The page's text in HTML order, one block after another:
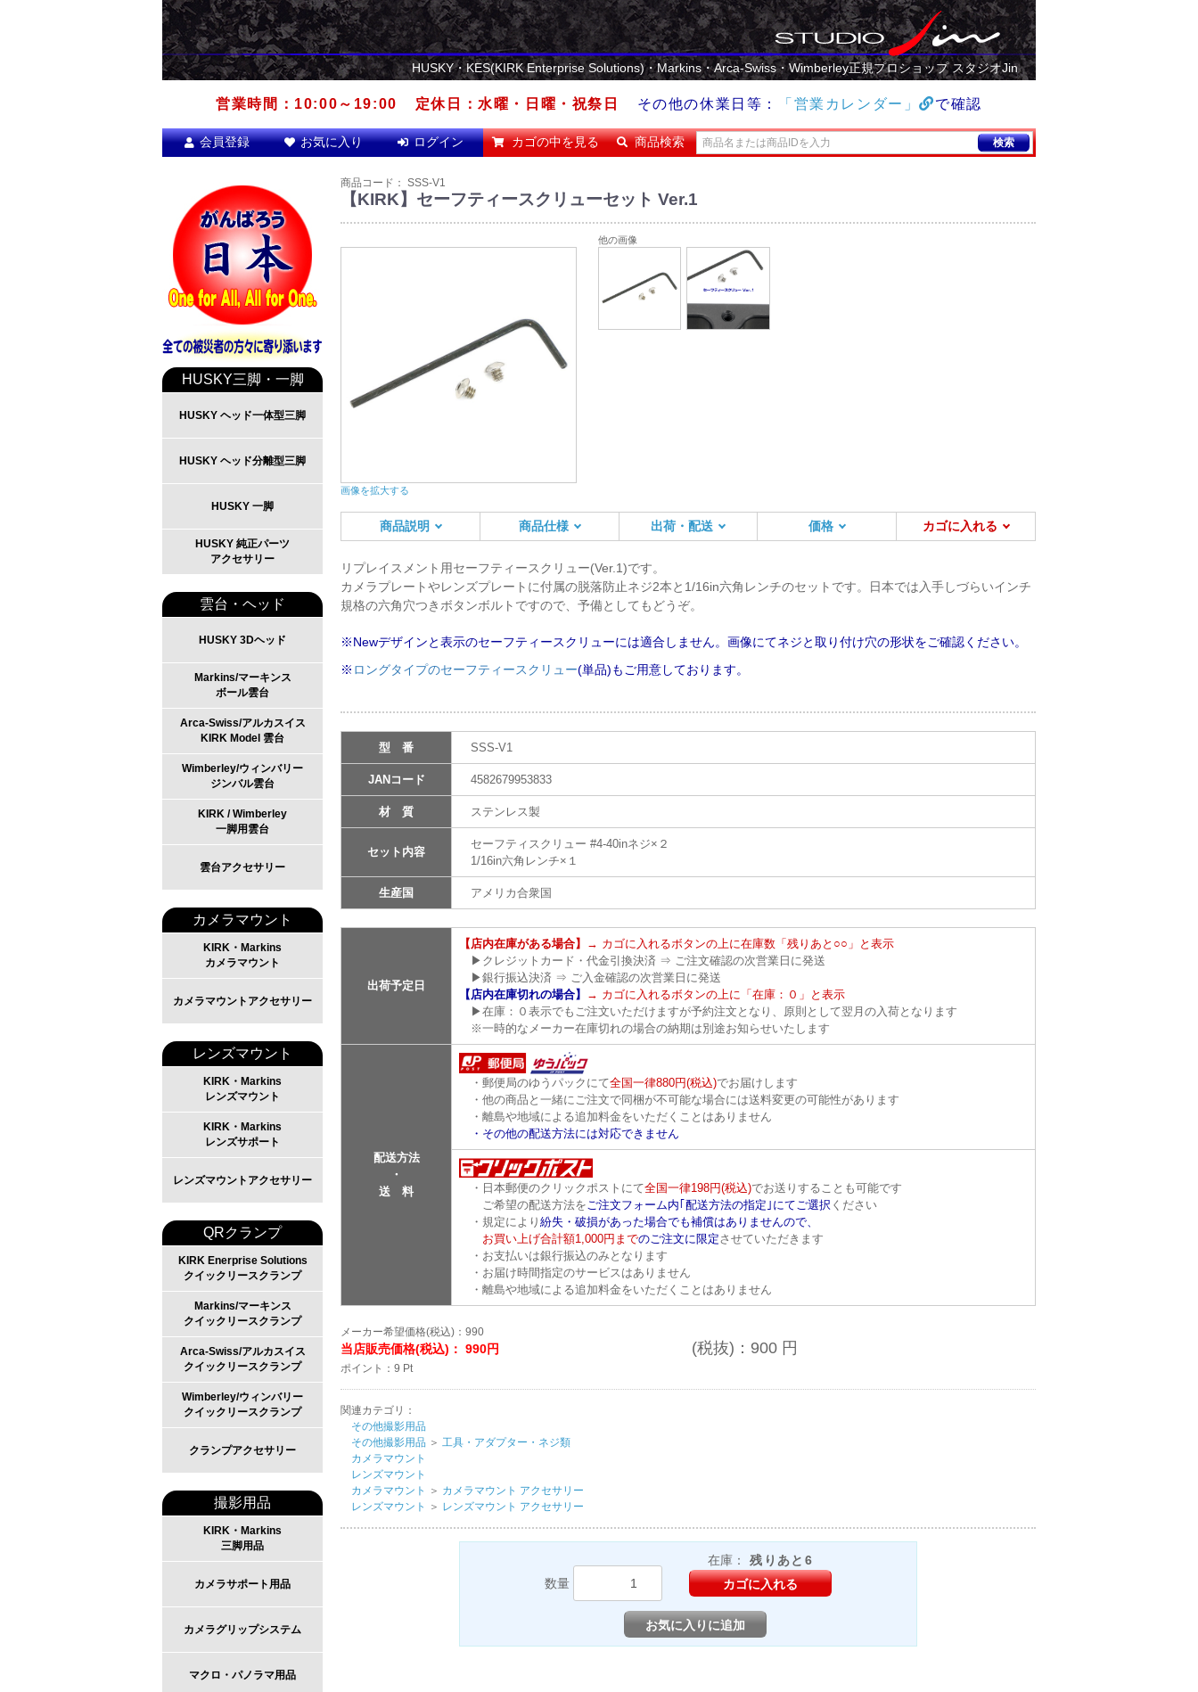
HUSKY・KES(KIRK Enterprise Solutions)・Markins・Arca-Swiss・Wimberley正規プロショップ スタジオJin
営業時間：10:00～19:00 定休日：水曜・日曜・祝祭日 その他の休業日等： 「営業カレンダー」 で確認
会員登録 お気に入り ログイン カゴの中を見る 商品検索 検索
HUSKY三脚・一脚
HUSKY ヘッド一体型三脚
HUSKY ヘッド分離型三脚
HUSKY 一脚
HUSKY 純正パーツ
アクセサリー
雲台・ヘッド
HUSKY 3Dヘッド
Markins/マーキンス
ボール雲台
Arca-Swiss/アルカスイス
KIRK Model 雲台
Wimberley/ウィンバリー
ジンバル雲台
KIRK / Wimberley
一脚用雲台
雲台アクセサリー
カメラマウント
KIRK・Markins
カメラマウント
カメラマウントアクセサリー
レンズマウント
KIRK・Markins
レンズマウント
KIRK・Markins
レンズサポート
レンズマウントアクセサリー
QRクランプ
KIRK Enerprise Solutions
クイックリースクランプ
Markins/マーキンス
クイックリースクランプ
Arca-Swiss/アルカスイス
クイックリースクランプ
Wimberley/ウィンバリー
クイックリースクランプ
クランプアクセサリー
撮影用品
KIRK・Markins
三脚用品
カメラサポート用品
カメラグリップシステム
マクロ・パノラマ用品
商品コード： SSS-V1
【KIRK】セーフティースクリューセット Ver.1
画像を拡大する
他の画像
商品説明 商品仕様 出荷・配送 価格 カゴに入れる
リプレイスメント用セーフティースクリュー(Ver.1)です。
カメラプレートやレンズプレートに付属の脱落防止ネジ2本と1/16in六角レンチのセットです。日本では入手しづらいインチ
規格の六角穴つきボタンボルトですので、予備としてもどうぞ。
※Newデザインと表示のセーフティースクリューには適合しません。画像にてネジと取り付け穴の形状をご確認ください。
※ ロングタイプのセーフティースクリュー(単品)もご用意しております。
型 番 SSS-V1
JANコード 4582679953833
材 質 ステンレス製
セット内容
セーフティスクリュー #4-40inネジ×２
1/16in六角レンチ×１
生産国 アメリカ合衆国
出荷予定日
【店内在庫がある場合】
→ カゴに入れるボタンの上に在庫数「残りあと○○」と表示
▶クレジットカード・代金引換決済 ⇒ ご注文確認の次営業日に発送
▶銀行振込決済 ⇒ ご入金確認の次営業日に発送
【店内在庫切れの場合】
→ カゴに入れるボタンの上に「在庫：０」と表示
▶在庫：０表示でもご注文いただけますが予約注文となり、原則として翌月の入荷となります
※一時的なメーカー在庫切れの場合の納期は別途お知らせいたします
配送方法
・
送 料
・郵便局のゆうパックにて全国一律880円(税込)でお届けします
・他の商品と一緒にご注文で同梱が不可能な場合には送料変更の可能性があります
・離島や地域による追加料金をいただくことはありません
・その他の配送方法には対応できません
・日本郵便のクリックポストにて全国一律198円(税込)でお送りすることも可能です
ご希望の配送方法をご注文フォーム内｢配送方法の指定｣にてご選択 ください
・規定により 紛失・破損があった場合でも補償はありませんので、
お買い上げ合計額1,000円までのご注文に限定させていただきます
・お支払いは銀行振込のみとなります
・お届け時間指定のサービスはありません
・離島や地域による追加料金をいただくことはありません
メーカー希望価格(税込)：990
当店販売価格(税込)： 990円 (税抜)： 900 円
ポイント： 9 Pt
関連カテゴリ：
その他撮影用品
その他撮影用品 ＞ 工具・アダプター・ネジ類
カメラマウント
レンズマウント
カメラマウント
＞ カメラマウント アクセサリー
レンズマウント
＞ レンズマウント アクセサリー
数量
在庫：
残りあと6
カゴに入れる
お気に入りに追加